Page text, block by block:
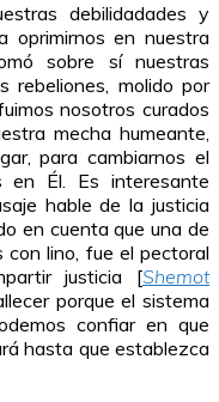
debilidadades y
oprimirnos en nuestra
sobre sí nuestras
rebeliones, molido por
nosotros curados
mecha humeante,
para cambiarnos el
en Él. Es interesante
hable de la justicia
en cuenta que una de
con lino, fue el pectoral
justicia [Shemot
porque el sistema
confiar en que
hasta que establezca